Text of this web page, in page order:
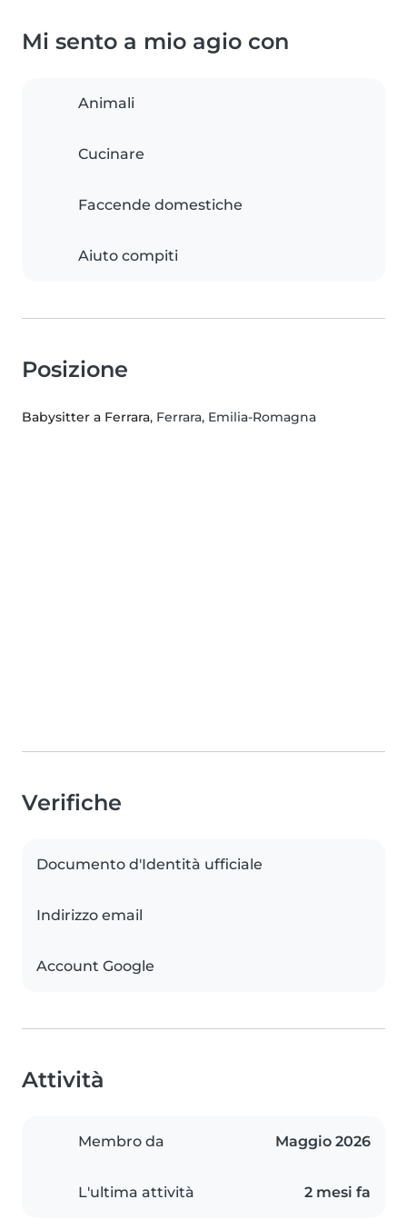
Mi sento a mio agio con
Animali
Cucinare
Faccende domestiche
Aiuto compiti
Posizione
Babysitter a Ferrara, Ferrara, Emilia-Romagna
Verifiche
Documento d'Identità ufficiale
Indirizzo email
Account Google
Attività
Membro da Maggio 2026
L'ultima attività 2 mesi fa